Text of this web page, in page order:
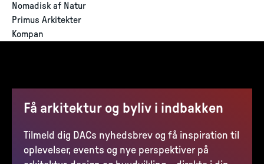
Nomadisk af Natur
Primus Arkitekter
Kompan
Få arkitektur og byliv i indbakken
Tilmeld dig DACs nyhedsbrev og få inspiration til
oplevelser, events og nye perspektiver på